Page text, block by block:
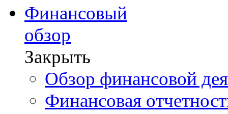
Финансовый
обзор
Закрыть
Обзор финансовой
Финансовая